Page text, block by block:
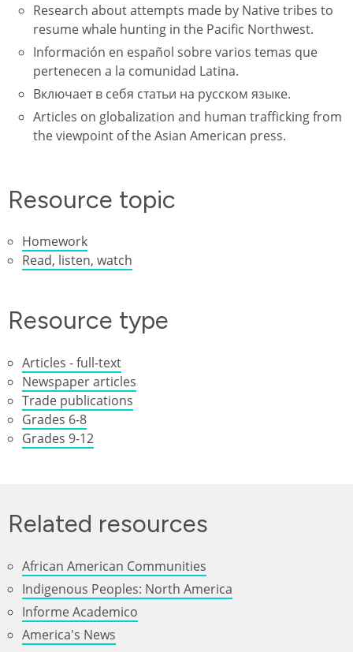
Research about attempts made by Native tribes to
resume whale hunting in the Pacific Northwest.
Información en español sobre varios temas que
pertenecen a la comunidad Latina.
Включает в себя статьи на русском языке.
Articles on globalization and human trafficking from
the viewpoint of the Asian American press.
Resource topic
Homework
Read, listen, watch
Resource type
Articles - full-text
Newspaper articles
Trade publications
Grades 6-8
Grades 9-12
Related resources
African American Communities
Indigenous Peoples: North America
Informe Academico
America's News